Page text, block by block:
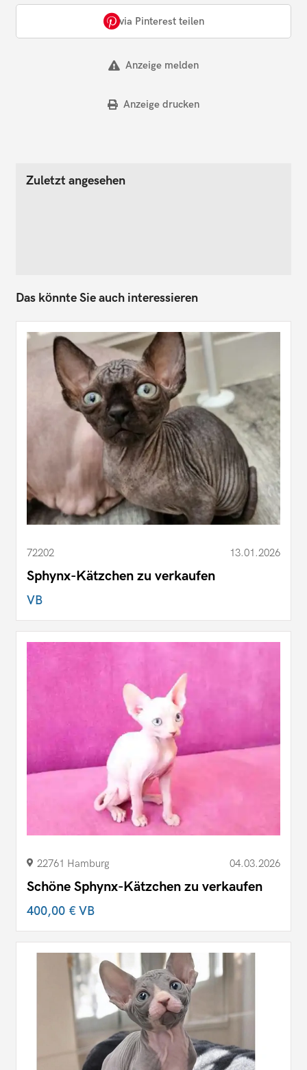
via Pinterest teilen
Anzeige melden
Anzeige drucken
Zuletzt angesehen
Das könnte Sie auch interessieren
72202 13.01.2026
Sphynx-Kätzchen zu verkaufen
VB
22761 Hamburg 04.03.2026
Schöne Sphynx-Kätzchen zu verkaufen
400,00 €VB